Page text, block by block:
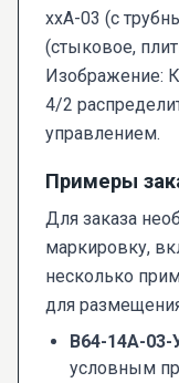
ххА-03 (с
(стыковое,
Изображение:
4/2
управлением.
Примеры
Для заказа
маркировку,
несколько
для
В64-14А-
условным